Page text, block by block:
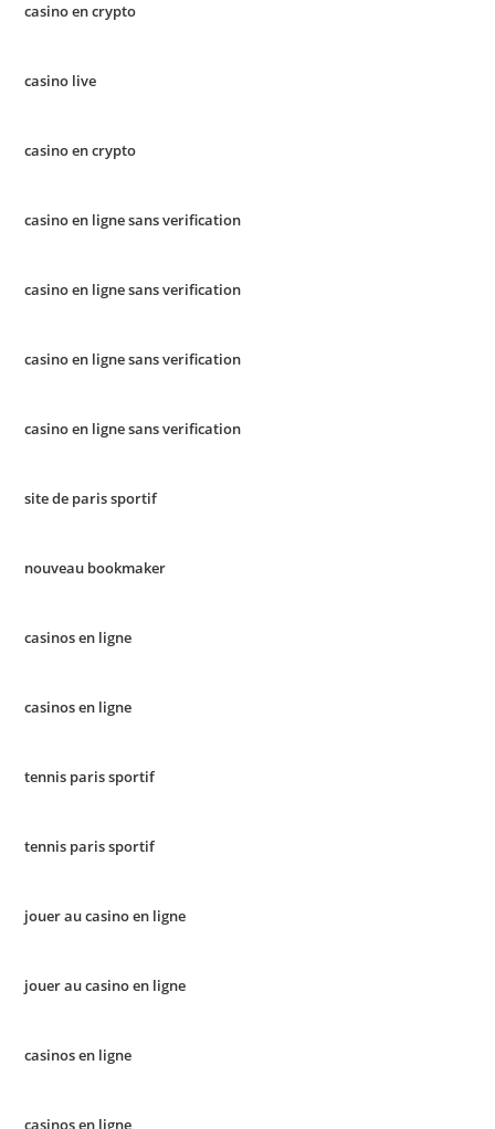
casino en crypto
casino live
casino en crypto
casino en ligne sans verification
casino en ligne sans verification
casino en ligne sans verification
casino en ligne sans verification
site de paris sportif
nouveau bookmaker
casinos en ligne
casinos en ligne
tennis paris sportif
tennis paris sportif
jouer au casino en ligne
jouer au casino en ligne
casinos en ligne
casinos en ligne